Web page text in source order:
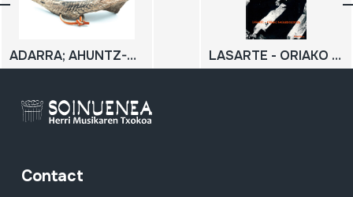
ADARRA; AHUNTZ-ADARRA LASARTE - ORIAKO SAGARDOGINTZA
Contact